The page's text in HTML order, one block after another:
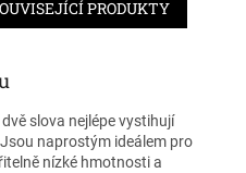
PRODUKTY
slova nejlépe vystihují
Jsou naprostým ideálem pro
nízké hmotnosti a